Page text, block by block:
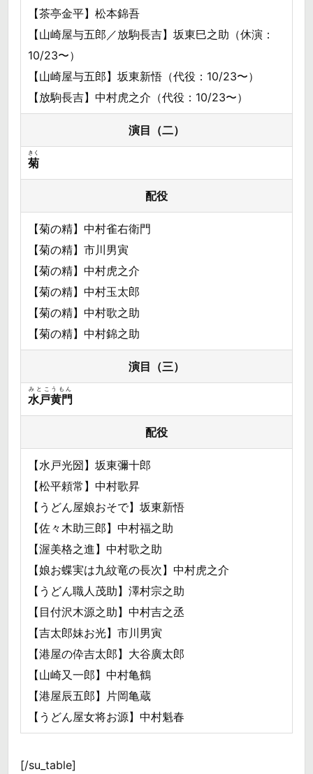
【茶亭金平】松本錦吾
【山崎屋与五郎／放駒長吉】坂東巳之助（休演：
10/23〜）
【山崎屋与五郎】坂東新悟（代役：10/23〜）
【放駒長吉】中村虎之介（代役：10/23〜）
演目（二）
菊
きく
配役
【菊の精】中村雀右衛門
【菊の精】市川男寅
【菊の精】中村虎之介
【菊の精】中村玉太郎
【菊の精】中村歌之助
【菊の精】中村錦之助
演目（三）
水戸黄門
みとこうもん
配役
【水戸光圀】坂東彌十郎
【松平頼常】中村歌昇
【うどん屋娘おそで】坂東新悟
【佐々木助三郎】中村福之助
【渥美格之進】中村歌之助
【娘お蝶実は九紋竜の長次】中村虎之介
【うどん職人茂助】澤村宗之助
【目付沢木源之助】中村吉之丞
【吉太郎妹お光】市川男寅
【港屋の伜吉太郎】大谷廣太郎
【山崎又一郎】中村亀鶴
【港屋辰五郎】片岡亀蔵
【うどん屋女将お源】中村魁春
[/su_table]